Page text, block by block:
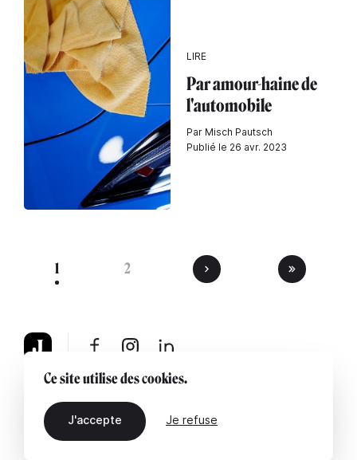
LIRE
Par amour-haine de
l'automobile
Par Misch Pautsch
Publié le 26 avr. 2023
1 2
À propos Mentions légales Contactez-nous
Ce site utilise des cookies.
J'accepte Je refuse